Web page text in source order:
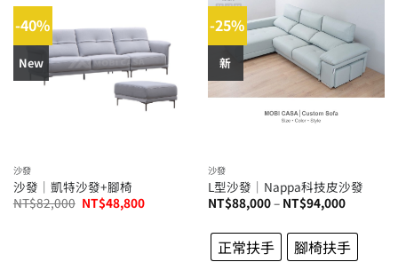
-40%
New
沙發
沙發│凱特沙發+腳椅
NT$82,000 原
始
NT$48,800目
NT$48,800。
-25%
新
沙發
L型沙發│Nappa科技皮沙發
NT$88,000– NT$94,000價
圍：
到
正常扶手 腳椅扶手